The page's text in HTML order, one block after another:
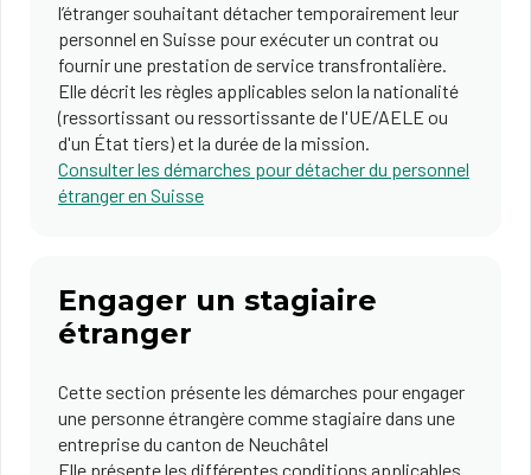
l’étranger souhaitant détacher temporairement leur
personnel en Suisse pour exécuter un contrat ou
fournir une prestation de service transfrontalière.
Elle décrit les règles applicables selon la nationalité
(ressortissant ou ressortissante de l'UE/AELE ou
d'un État tiers) et la durée de la mission.
Consulter les démarches pour détacher du personnel
étranger en Suisse
Engager un stagiaire
étranger
Cette section présente les démarches pour engager
une personne étrangère comme stagiaire dans une
entreprise du canton de Neuchâtel
Elle présente les différentes conditions applicables